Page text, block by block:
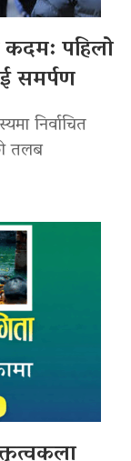
कदम: पहिलो
समर्पण
निर्वाचित
तलब